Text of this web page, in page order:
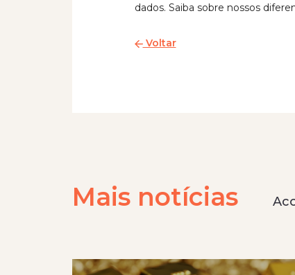
dados. Saiba sobre nossos
Voltar
Mais notícias